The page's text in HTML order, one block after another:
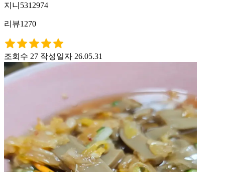
지니5312974
리뷰1270
조회수 27 작성일자 26.05.31